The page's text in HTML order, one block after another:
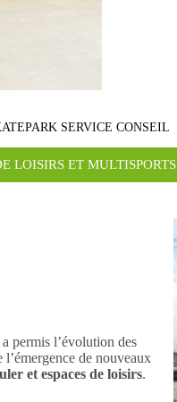
SERVICE CONSEIL
LOISIRS ET MULTISPORTS
permis l’évolution des
de nouveaux
et espaces de loisirs.